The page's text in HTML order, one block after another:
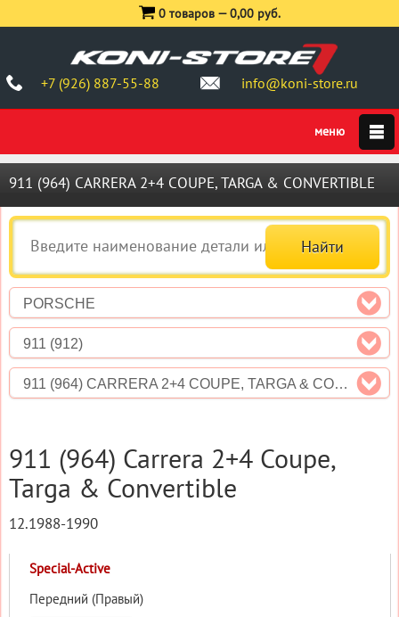
+7 (926) 887-55-88 info@koni-store.ru
0 товаров —0,00 руб.
911 (964) CARRERA 2+4 COUPE, TARGA & CONVERTIBLE
PORSCHE
911 (912)
911 (964) CARRERA 2+4 COUPE, TARGA & CONVERTIBLE
911 (964) Carrera 2+4 Coupe,
Targa & Convertible
12.1988-1990
Special-Active
Передний (Правый)